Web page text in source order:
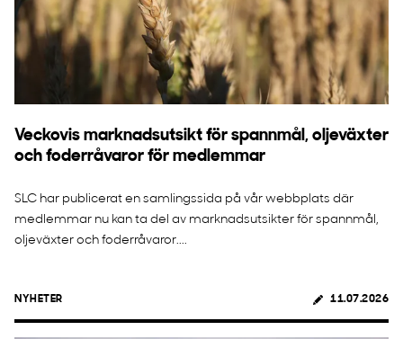
Veckovis marknadsutsikt för spannmål, oljeväxter
och foderråvaror för medlemmar
SLC har publicerat en samlingssida på vår webbplats där
medlemmar nu kan ta del av marknadsutsikter för spannmål,
oljeväxter och foderråvaror....
NYHETER 11.07.2026